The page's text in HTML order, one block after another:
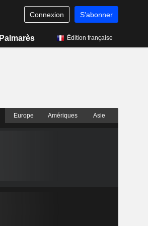
Connexion S'abonner
Palmarès Édition française
Europe Amériques Asie